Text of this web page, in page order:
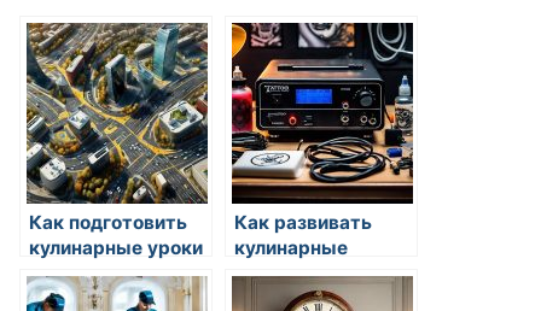
Как подготовить
кулинарные уроки
для школьников
Как развивать
кулинарные
навыки: советы
для начинающих